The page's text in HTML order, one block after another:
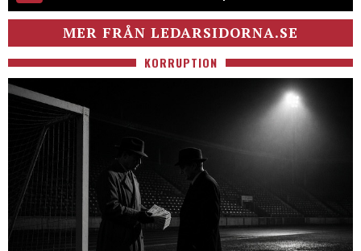
MER FRÅN LEDARSIDORNA.SE
KORRUPTION